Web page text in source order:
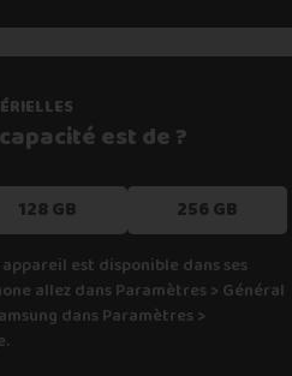
est de ?
128 GB 256 GB
est disponible dans ses
allez dans Paramètres > Général
dans Paramètres >